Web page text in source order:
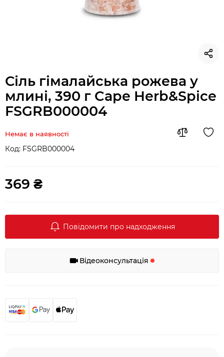
Сіль гімалайська рожева у
млині, 390 г Cape Herb&Spice
FSGRB000004
Немає в наявності
Код: FSGRB000004
369 ₴
Повідомити про надходження
Відеоконсультація